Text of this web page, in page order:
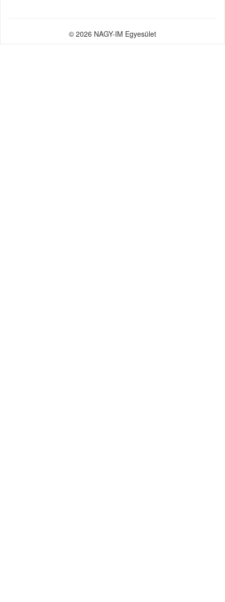
© 2026 NAGY-IM Egyesület